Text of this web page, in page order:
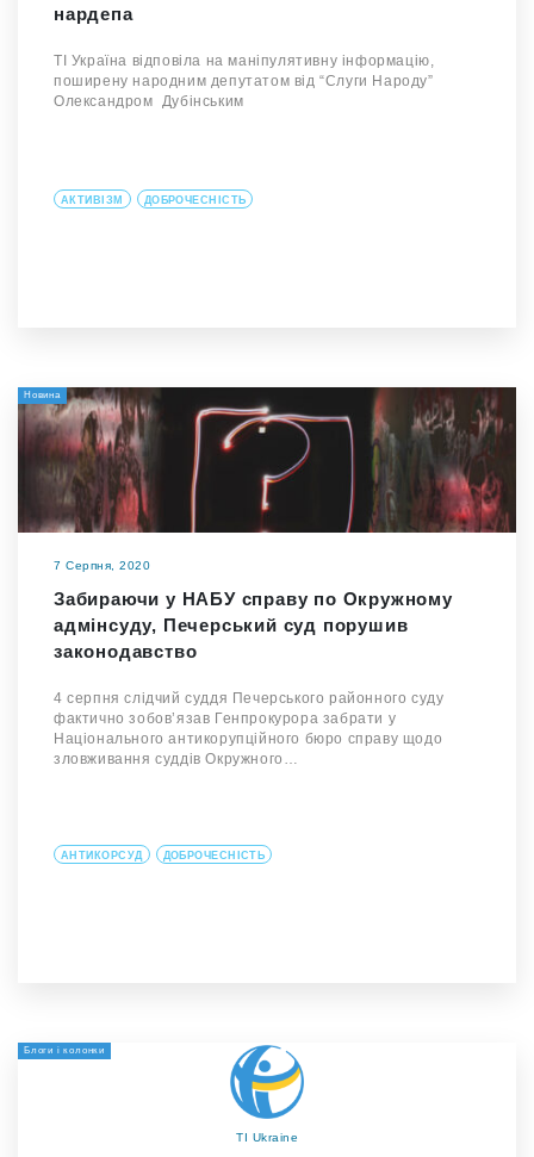
нардепа
ТІ Україна відповіла на маніпулятивну інформацію,
поширену народним депутатом від “Слуги Народу”
Олександром Дубінським
АКТИВІЗМ ДОБРОЧЕСНІСТЬ
Новина
7 Серпня, 2020
Забираючи у НАБУ справу по Окружному
адмінсуду, Печерський суд порушив
законодавство
4 серпня cлідчий суддя Печерського районного суду
фактично зобов’язав Генпрокурора забрати у
Національного антикорупційного бюро справу щодо
зловживання суддів Окружного…
АНТИКОРСУД ДОБРОЧЕСНІСТЬ
Блоги і колонки
TI Ukraine